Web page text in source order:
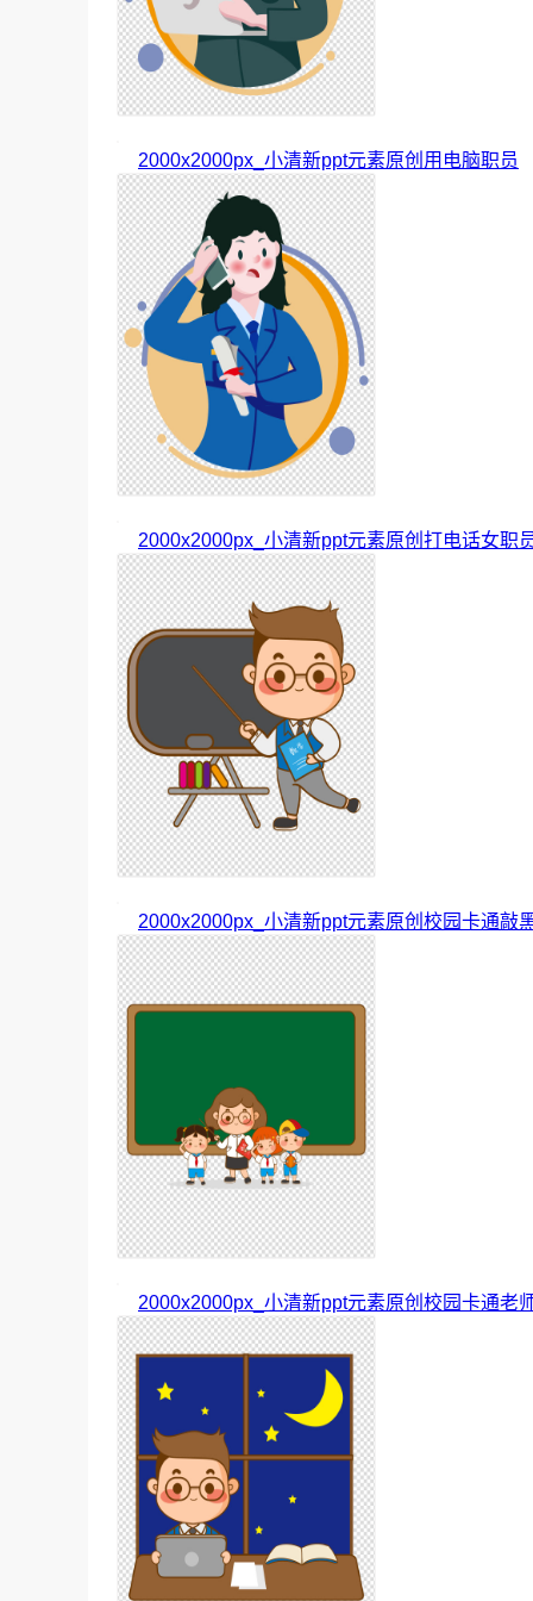
2000x2000px_小清新ppt元素原创用电脑职员
2000x2000px_小清新ppt元素原创打电话女职
2000x2000px_小清新ppt元素原创校园卡通敲
2000x2000px_小清新ppt元素原创校园卡通老